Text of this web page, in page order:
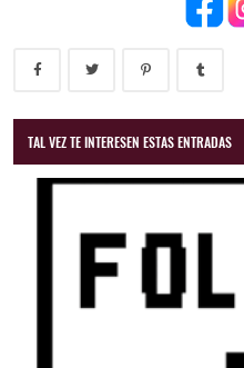
TAL VEZ TE INTERESEN ESTAS ENTRADAS